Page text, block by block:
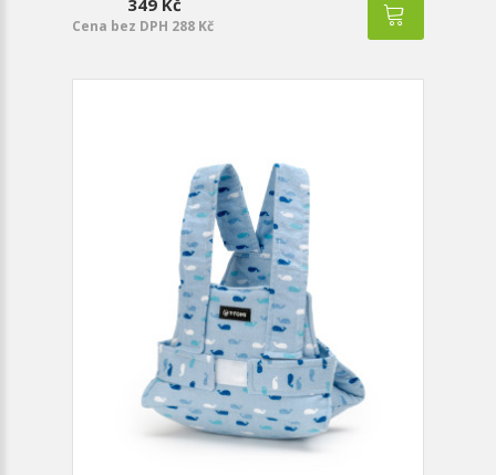
Cena bez DPH 288 Kč